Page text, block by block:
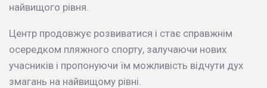
найвищого рівня.
Центр продовжує розвиватися і стає справжнім
осередком пляжного спорту, залучаючи нових
учасників і пропонуючи їм можливість відчути дух
змагань на найвищому рівні.